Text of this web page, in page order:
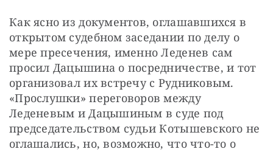
Как ясно из документов, оглашавшихся в
открытом судебном заседании по делу о
мере пресечения, именно Леденев сам
просил Дацышина о посредничестве, и тот
организовал их встречу с Рудниковым.
«Прослушки» переговоров между
Леденевым и Дацышиным в суде под
председательством судьи Котышевского не
оглашались, но, возможно, что что-то о